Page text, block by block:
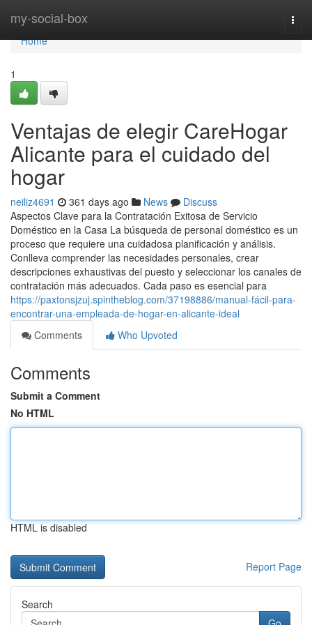
my-social-box
Home
Home
1
Ventajas de elegir CareHogar
Alicante para el cuidado del
hogar
neiliz4691 361 days ago News
Discuss
Aspectos Clave para la Contratación Exitosa de Servicio
Doméstico en la Casa La búsqueda de personal doméstico es un
proceso que requiere una cuidadosa planificación y análisis.
Conlleva comprender las necesidades personales, crear
descripciones exhaustivas del puesto y seleccionar los canales de
contratación más adecuados. Cada paso es esencial para
https://paxtonsjzuj.spintheblog.com/37198886/manual-fácil-para-
encontrar-una-empleada-de-hogar-en-alicante-ideal
Comments
Who Upvoted
Comments
Submit a Comment
No HTML
HTML is disabled
Report Page
Search